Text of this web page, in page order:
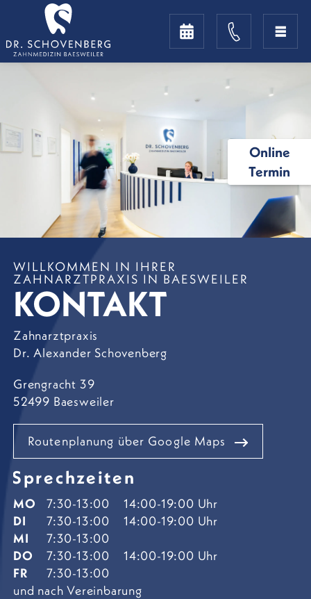
WILLKOMMEN IN IHRER
ZAHNARZTPRAXIS IN BAESWEILER
KONTAKT
Zahnarztpraxis
Dr. Alexander Schovenberg
Grengracht 39
52499 Baesweiler
Routenplanung über Google Maps
Sprechzeiten
MO 7:30-13:00
14:00-19:00 Uhr
DI
7:30-13:00
14:00-19:00 Uhr
MI
7:30-13:00
DO 7:30-13:00 14:00-19:00 Uhr
FR
7:30-13:00
und nach Vereinbarung
Online
Termin